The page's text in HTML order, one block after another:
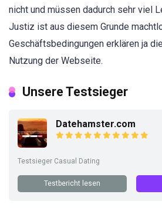
nicht und müssen dadurch sehr viel
Justiz ist aus diesem Grunde
Geschäftsbedingungen erklären ja
Nutzung der Webseite.
Unsere Testsieger
Datehamster.com
Testsieger Casual Dating
Testbericht lesen